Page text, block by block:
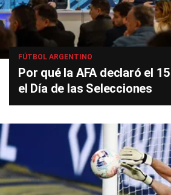
FÚTBOL ARGENTINO
Por qué la AFA declaró el
el Día de las Selecciones